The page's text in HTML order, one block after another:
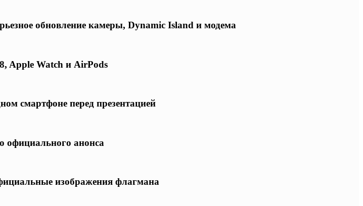
обновление камеры, Dynamic Island и модема
Apple Watch и AirPods
смартфоне перед презентацией
официального анонса
изображения флагмана